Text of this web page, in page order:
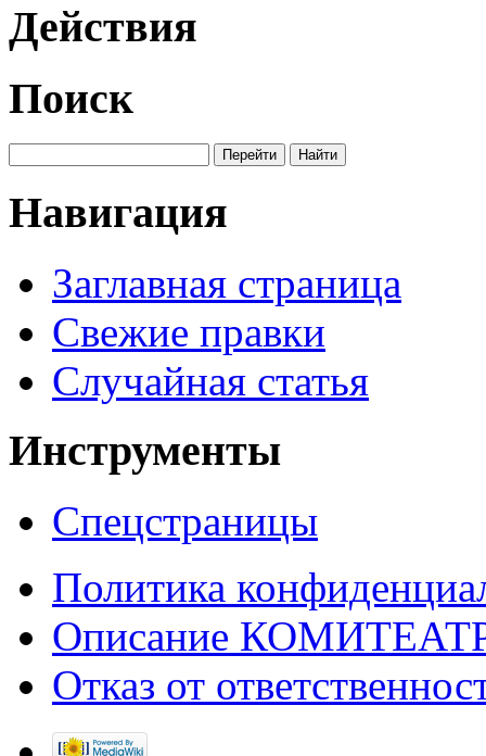
Действия
Поиск
Навигация
Заглавная страница
Свежие правки
Случайная статья
Инструменты
Спецстраницы
Политика
Описание
Отказ от